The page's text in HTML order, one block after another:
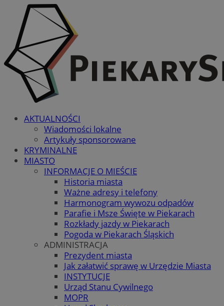
AKTUALNOŚCI
Wiadomości lokalne
Artykuły sponsorowane
KRYMINALNE
MIASTO
INFORMACJE O MIEŚCIE
Historia miasta
Ważne adresy i telefony
Harmonogram wywozu odpadów
Parafie i Msze Święte w Piekarach
Rozkłady jazdy w Piekarach
Pogoda w Piekarach Śląskich
ADMINISTRACJA
Prezydent miasta
Jak załatwić sprawę w Urzędzie Miasta
INSTYTUCJE
Urząd Stanu Cywilnego
MOPR